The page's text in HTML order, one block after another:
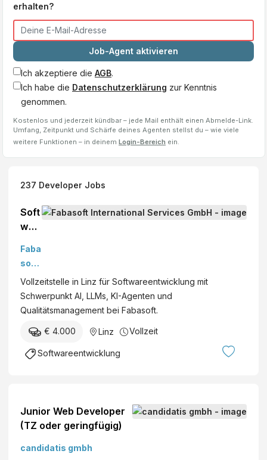
erhalten?
Job-Agent aktivieren
Ich akzeptiere die AGB.
Ich habe die Datenschutzerklärung zur Kenntnis
genommen.
Kostenlos und jederzeit kündbar – jede Mail enthält einen Abmelde-Link.
Umfang, Zeitpunkt und Schärfe deines Agenten stellst du – wie viele
weitere Funktionen – in deinem Login-Bereich ein.
237 Developer Jobs
Soft
war
wic
kler:
in –
Sch
wer
pun
kt AI
(w/
Faba
soft
Inter
nati
onal
ices
Gmb
Vollzeitstelle in Linz für Softwareentwicklung mit
Schwerpunkt AI, LLMs, KI-Agenten und
Qualitätsmanagement bei Fabasoft.
€ 4.000 Linz Vollzeit
Softwareentwicklung
Junior Web Developer
(TZ oder geringfügig)
candidatis gmbh